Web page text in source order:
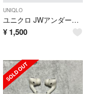
UNIQLO
ユニクロ JWアンダーソン バケットハット 22ss 黒
¥ 1,500